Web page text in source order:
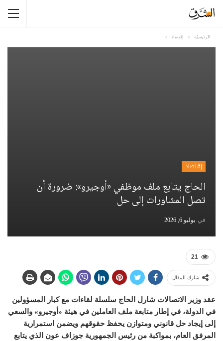
الرئيسيّة إقتصاد
إقتصاد
الحاج يتابع ملف موظفي «أوجيرو»: ضرورة أن
تصل المشاورات إلى حل
في يوليو 6, 2026
21
شارك المقال
عقد وزير الاتصالات شارل الحاج سلسلة لقاءات مع كبار المسؤولين
في الدولة، في إطار متابعة ملف العاملين في هيئة «أوجيرو» والسعي
إلى إيجاد حل قانوني ومتوازن يحفظ حقوقهم ويضمن استمرارية
المرفق العام، بمواكبة من رئيس الجمهورية جوزاف عون الذي يتابع